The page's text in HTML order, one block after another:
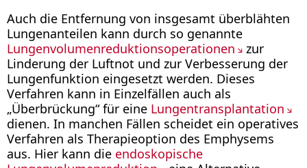
Auch die Entfernung von insgesamt überblähten
Lungenanteilen kann durch so genannte
Lungenvolumenreduktionsoperationen
zur
Linderung der Luftnot und zur Verbesserung der
Lungenfunktion eingesetzt werden. Dieses
Verfahren kann in Einzelfällen auch als
„Überbrückung“ für eine Lungentransplantation
dienen. In manchen Fällen scheidet ein operatives
Verfahren als Therapieoption des Emphysems
aus. Hier kann die endoskopische